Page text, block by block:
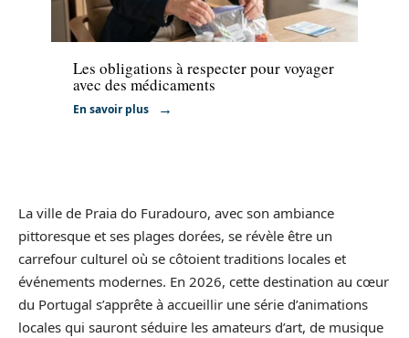
Administratif
Les obligations à respecter pour voyager
avec des médicaments
En savoir plus
La ville de Praia do Furadouro, avec son ambiance
pittoresque et ses plages dorées, se révèle être un
carrefour culturel où se côtoient traditions locales et
événements modernes. En 2026, cette destination au cœur
du Portugal s’apprête à accueillir une série d’animations
locales qui sauront séduire les amateurs d’art, de musique